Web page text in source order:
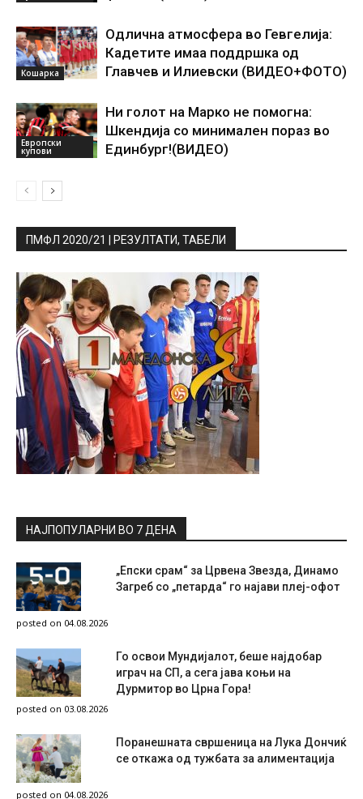
Кошарка
Одлична атмосфера во Гевгелија:
Кадетите имаа поддршка од
Главчев и Илиевски (ВИДЕО+ФОТО)
Европски
купови
Ни голот на Марко не помогна:
Шкендија со минимален пораз во
Единбург!(ВИДЕО)
ПМФЛ 2020/21 | РЕЗУЛТАТИ, ТАБЕЛИ
НАЈПОПУЛАРНИ ВО 7 ДЕНА
„Епски срам“ за Црвена Звезда, Динамо
Загреб со „петарда“ го најави плеј-офот
posted on 04.08.2026
Го освои Мундијалот, беше најдобар
играч на СП, а сега јава коњи на
Дурмитор во Црна Гора!
posted on 03.08.2026
Поранешната свршеница на Лука Дончиќ
се откажа од тужбата за алиментација
posted on 04.08.2026